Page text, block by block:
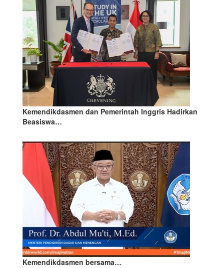
Kemendikdasmen dan Pemerintah Inggris Hadirkan
Beasiswa…
Kemendikdasmen bersama…